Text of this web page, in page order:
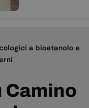
a bioetanolo e
Camino